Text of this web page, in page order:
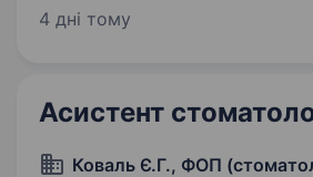
бореться за мир і безпеку
4 дні тому
Асистент
Коваль Є.Г., ФОП